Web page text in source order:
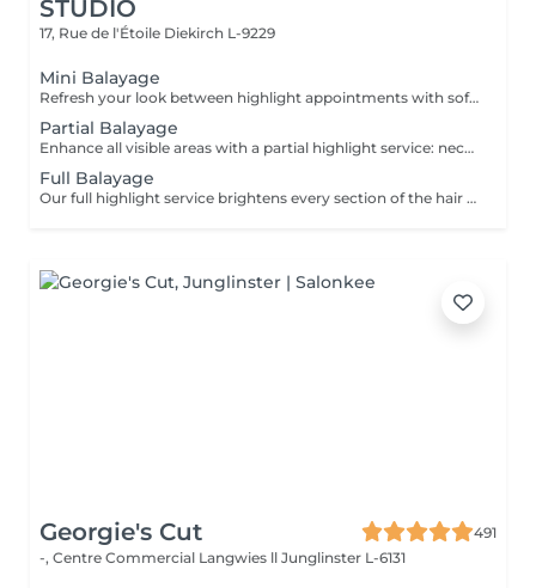
STUDIO
17, Rue de l'Étoile Diekirch L-9229
Mini Balayage
Refresh your look between highlight appointments with soft face-framing and subtle balayage accents that brighten the face. Perfect for special occasions or when you want to add light without committing to a full highlight service. Gloss and toning are included for a luminous, beautifully blended finish.
Partial Balayage
Enhance all visible areas with a partial highlight service: neckline, face frame and the entire top section. Ideal for a half head or crown appointment. Tip-Outs, balayage, gloss and toning are included for a luminous and beautifully blended result.
Full Balayage
Our full highlight service brightens every section of the hair from the inside out, including precise work at the neckline and around the face. Ideal for a ¾ head to full head lightening service. Tip-Outs, balayage, gloss and toning are included for a luminous and beautifully blended result.
Georgie's Cut
491
-, Centre Commercial Langwies ll Junglinster L-6131